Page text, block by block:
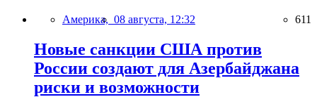
Америка, 08 августа, 12:32 611
Новые санкции США против
России создают для Азербайджана
риски и возможности